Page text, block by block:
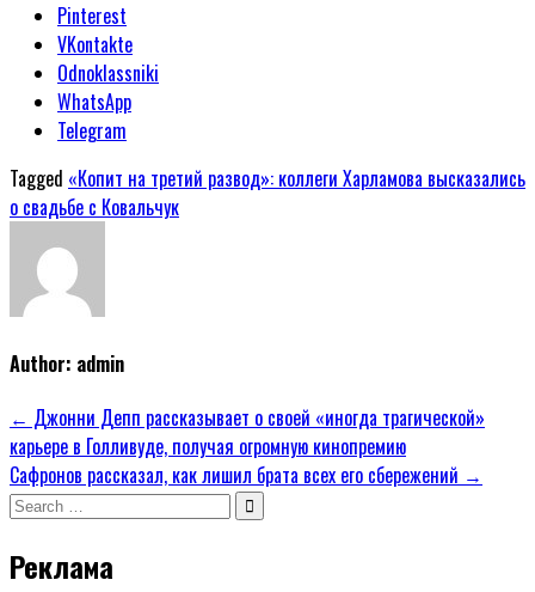
Pinterest
VKontakte
Odnoklassniki
WhatsApp
Telegram
Tagged «Копит на третий развод»: коллеги Харламова высказались
о свадьбе с Ковальчук
Author: admin
Навигация
по
записям
← Джонни Депп рассказывает о своей «иногда трагической»
карьере в Голливуде, получая огромную кинопремию
Сафронов рассказал, как лишил брата всех его сбережений →
Search
Реклама